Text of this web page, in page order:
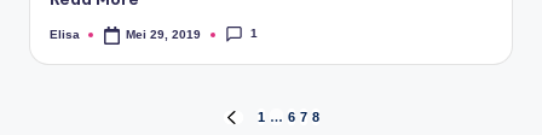
Elisa Mei 29, 2019 1
1 … 6 7 8